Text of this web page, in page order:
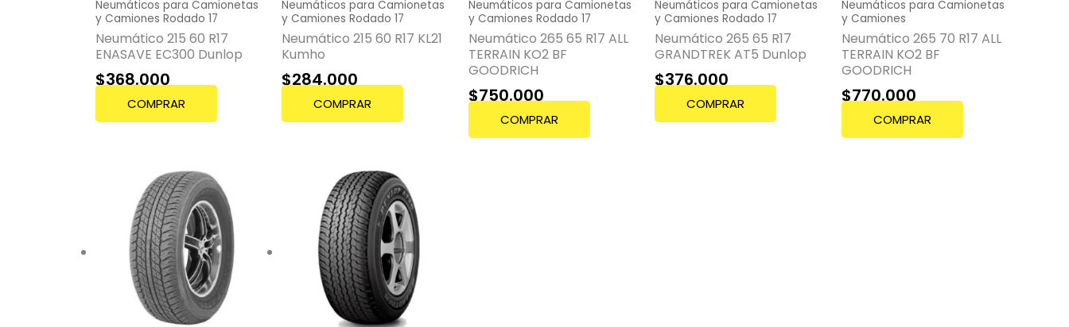
Neumáticos para Camionetas
y Camiones Rodado 17
Neumático 215 60 R17
ENASAVE EC300 Dunlop
$368.000
COMPRAR
Neumáticos para Camionetas
y Camiones Rodado 17
Neumático 215 60 R17 KL21
Kumho
$284.000
COMPRAR
Neumáticos para Camionetas
y Camiones Rodado 17
Neumático 265 65 R17 ALL
TERRAIN KO2 BF
GOODRICH
$750.000
COMPRAR
Neumáticos para Camionetas
y Camiones Rodado 17
Neumático 265 65 R17
GRANDTREK AT5 Dunlop
$376.000
COMPRAR
Neumáticos para Camionetas
y Camiones
Neumático 265 70 R17 ALL
TERRAIN KO2 BF
GOODRICH
$770.000
COMPRAR